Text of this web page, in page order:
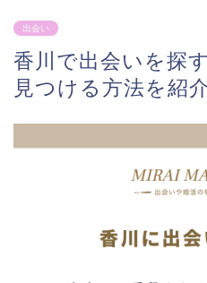
出会い
香川で出会いを探
見つける方法を紹